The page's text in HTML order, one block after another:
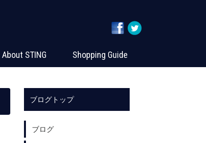
About STING Shopping Guide
ブログトップ
ブログ